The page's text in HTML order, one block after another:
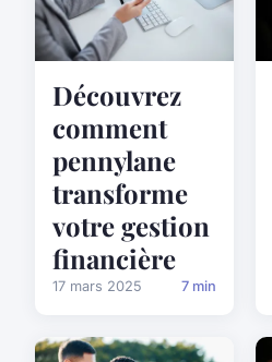
Découvrez
comment
pennylane
transforme
votre gestion
financière
17 mars 2025 7 min